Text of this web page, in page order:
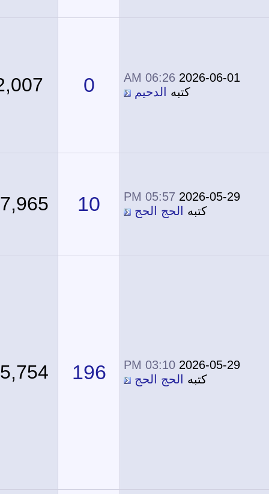
2026-06-01
06:26 AM
كتبهالدحيم 2,007
2026-05-29
05:57 PM
كتبهالحج الحج 10
27,965
2026-05-29
03:10 PM
كتبهالحج الحج 196
95,754